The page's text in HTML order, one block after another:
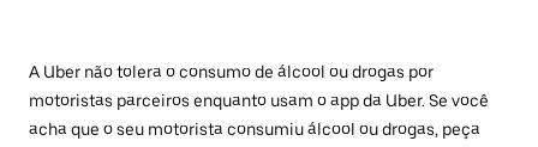
A Uber não tolera o consumo de álcool ou drogas por
motoristas parceiros enquanto usam o app da Uber. Se você
acha que o seu motorista consumiu álcool ou drogas, peça